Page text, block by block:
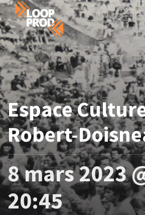
Espace
Robert-
8 mars 2023
20:45